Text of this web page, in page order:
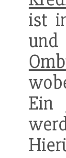
ist
Ein